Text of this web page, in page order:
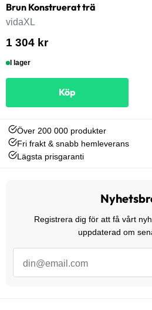
Brun Konstruerat trä
vidaXL
1 304 kr
I lager
Köp
Över 200 000 produkter
Fri frakt & snabb hemleverans
Lägsta prisgaranti
Registrera dig för att få vårt
uppdaterad om